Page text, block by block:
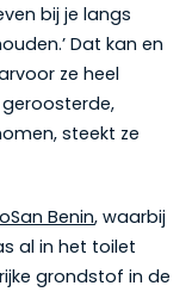
bij je langs
Dat kan en
ze heel
steekt ze
Benin, waarbij
al in het toilet
grondstof in de